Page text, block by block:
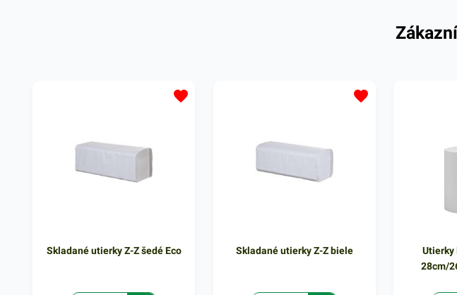
cca
Skladané utierky Z-Z šedé Eco Skladané utierky Z-Z biele
Utierky
28cm/